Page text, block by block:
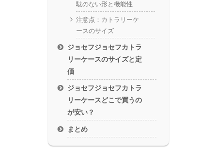
駄のない形と機能性
注意点：カトラリーケ
ースのサイズ
ジョセフジョセフカトラ
リーケースのサイズと定
価
ジョセフジョセフカトラ
リーケースどこで買うの
が安い？
まとめ